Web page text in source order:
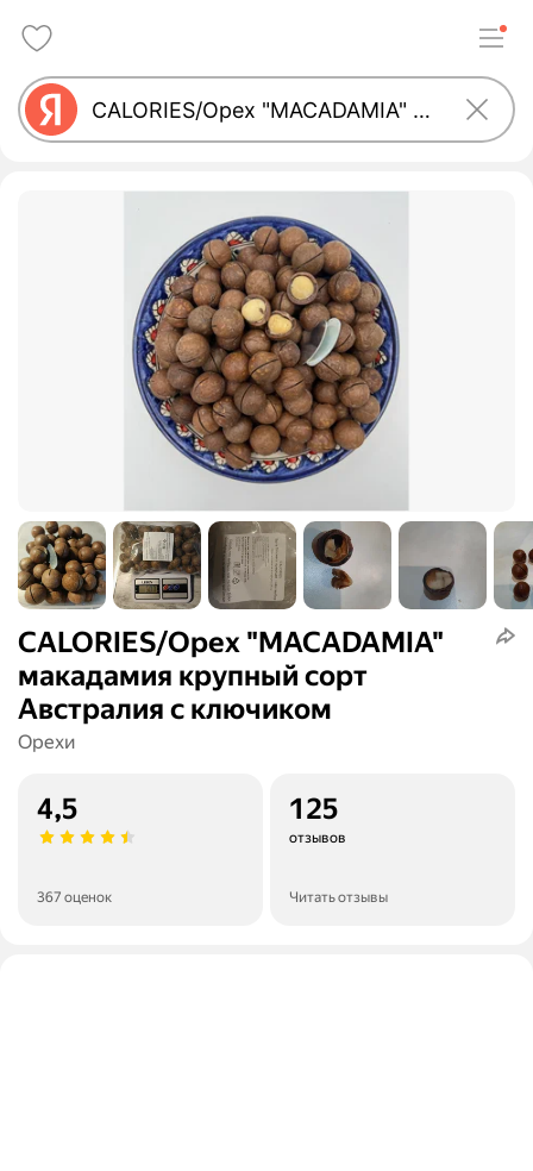
CALORIES/Орех "MACADAMIA"
макадамия крупный сорт
Австралия с ключиком
Орехи
4,5
367 оценок
125
отзывов
Читать отзывы